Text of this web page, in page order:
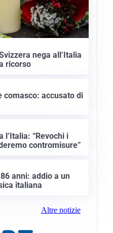
nega all’Italia
ricorso
comasco: accusato di
l’Italia: “Revochi i
contromisure”
anni: addio a un
italiana
Altre notizie